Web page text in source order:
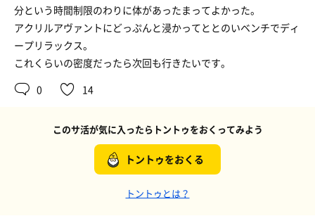
分という時間制限のわりに体があったまってよかった。
アクリルアヴァントにどっぷんと浸かってととのいベンチでディ
ープリラックス。
これくらいの密度だったら次回も行きたいです。
0
14
このサ活が気に入ったらトントゥをおくってみよう
トントゥをおくる
トントゥとは？